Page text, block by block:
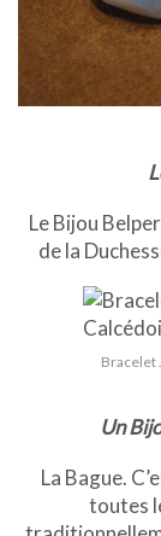
Le Bijou
de la
Bracelet
Un
La Bague.
toutes